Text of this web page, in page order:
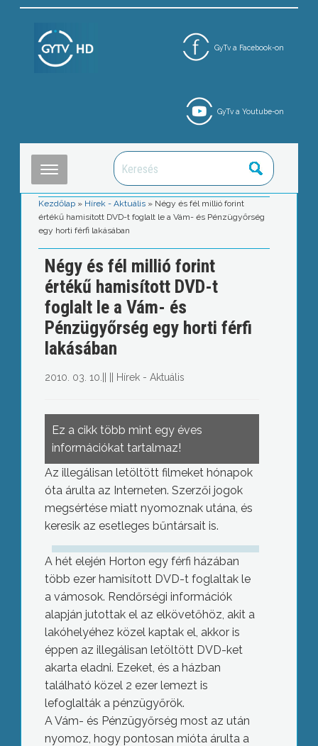
GyTv a Facebook-on
GyTv a Youtube-on
Kezdőlap » Hírek - Aktuális » Négy és fél millió forint
értékű hamisított DVD-t foglalt le a Vám- és Pénzügyőrség
egy horti férfi lakásában
Négy és fél millió forint
értékű hamisított DVD-t
foglalt le a Vám- és
Pénzügyőrség egy horti férfi
lakásában
2010. 03. 10. Hírek - Aktuális
Ez a cikk több mint egy éves
információkat tartalmaz!
Az illegálisan letöltött filmeket hónapok
óta árulta az Interneten. Szerzői jogok
megsértése miatt nyomoznak utána, és
keresik az esetleges bűntársait is.
A hét elején Horton egy férfi házában
több ezer hamisított DVD-t foglaltak le
a vámosok. Rendőrségi információk
alapján jutottak el az elkövetőhöz, akit a
lakóhelyéhez közel kaptak el, akkor is
éppen az illegálisan letöltött DVD-ket
akarta eladni. Ezeket, és a házban
található közel 2 ezer lemezt is
lefoglalták a pénzügyőrök.
A Vám- és Pénzügyőrség most az után
nyomoz, hogy pontosan mióta árulta a